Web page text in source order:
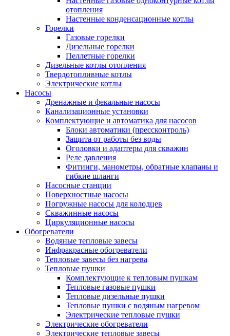
отопления
Настенные конденсационные котлы
Горелки
Газовые горелки
Дизельные горелки
Пеллетные горелки
Дизельные котлы отопления
Твердотопливные котлы
Электрические котлы
Насосы
Дренажные и фекальные насосы
Канализационные установки
Комплектующие и автоматика для насосов
Блоки автоматики (прессконтроль)
Защита от работы без воды
Оголовки и адаптеры для скважин
Реле давления
Фитинги, манометры, обратные клапаны и
гибкие шланги
Насосные станции
Поверхностные насосы
Погружные насосы для колодцев
Скважинные насосы
Циркуляционные насосы
Обогреватели
Водяные тепловые завесы
Инфракрасные обогреватели
Тепловые завесы без нагрева
Тепловые пушки
Комплектующие к тепловым пушкам
Тепловые газовые пушки
Тепловые дизельные пушки
Тепловые пушки с водяным нагревом
Электрические тепловые пушки
Электрические обогреватели
Электрические тепловые завесы